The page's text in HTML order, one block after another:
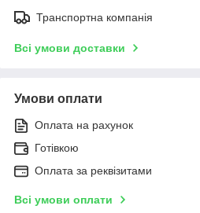
Транспортна компанія
Всі умови доставки
Умови оплати
Оплата на рахунок
Готівкою
Оплата за реквізитами
Всі умови оплати